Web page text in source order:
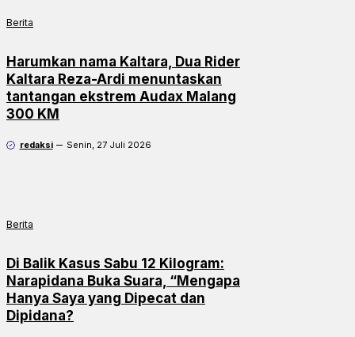
Berita
Harumkan nama Kaltara, Dua Rider
Kaltara Reza-Ardi menuntaskan
tantangan ekstrem Audax Malang
300 KM
redaksi Senin, 27 Juli 2026
Berita
Di Balik Kasus Sabu 12 Kilogram:
Narapidana Buka Suara, “Mengapa
Hanya Saya yang Dipecat dan
Dipidana?